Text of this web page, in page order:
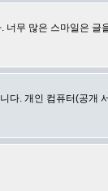
무 많은 스마일은
. 개인 컴퓨터(공개